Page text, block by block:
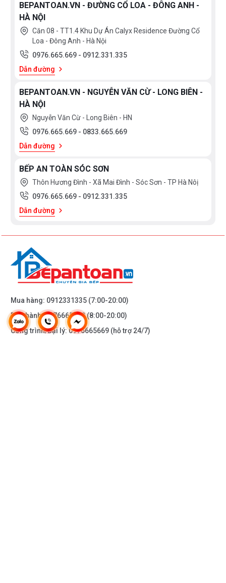
BEPANTOAN.VN - ĐƯỜNG CỔ LOA - ĐÔNG ANH -
HÀ NỘI
Căn 08 - TT1.4 Khu Dự Án Calyx Residence Đường Cổ
Loa - Đông Anh - Hà Nội
0976.665.669 - 0912.331.335
Dẫn đường
BEPANTOAN.VN - NGUYỄN VĂN CỪ - LONG BIÊN -
HÀ NỘI
Nguyễn Văn Cừ - Long Biên - HN
0976.665.669 - 0833.665.669
Dẫn đường
BẾP AN TOÀN SÓC SƠN
Thôn Hương Đình - Xã Mai Đình - Sóc Sơn - TP Hà Nôị
0976.665.669 - 0912.331.335
Dẫn đường
Mua hàng: 0912331335 (7:00-20:00)
Bảo hành:0976665669(8:00-20:00)
Công trình/Đại lý:0976665669 (hỗ trợ 24/7)